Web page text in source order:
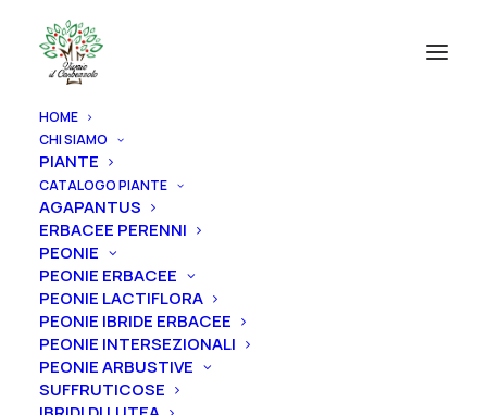
HOME
CHI SIAMO
PIANTE
CATALOGO PIANTE
AGAPANTUS
ERBACEE PERENNI
PEONIE
PEONIE ERBACEE
PEONIE LACTIFLORA
PEONIE IBRIDE ERBACEE
PEONIE INTERSEZIONALI
PEONIE ARBUSTIVE
SUFFRUTICOSE